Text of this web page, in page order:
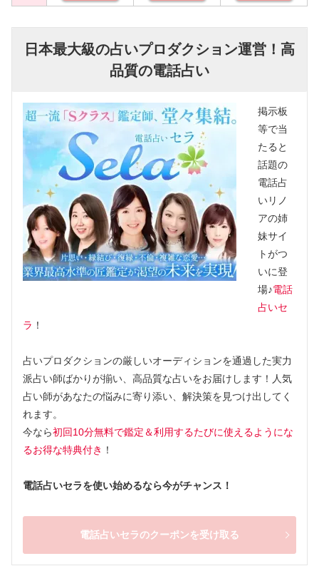
日本最大級の占いプロダクション運営！高
品質の電話占い
掲示板
等で当
たると
話題の
電話占
いリノ
アの姉
妹サイ
トがつ
いに登
場♪電話
占いセ
ラ ！
占いプロダクションの厳しいオーディションを通過した実力
派占い師ばかりが揃い、高品質な占いをお届けします！人気
占い師があなたの悩みに寄り添い、解決策を見つけ出してく
れます。
今なら初回10分無料で鑑定＆利用するたびに使えるようにな
るお得な特典付き ！
電話占いセラを使い始めるなら今がチャンス！
電話占いセラのクーポンを受け取る